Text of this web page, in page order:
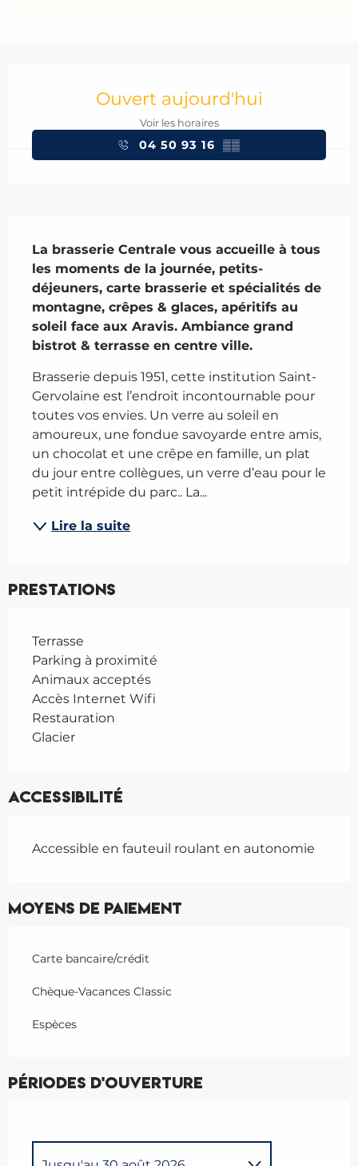
Ouvert aujourd'hui
Voir les horaires
04 50 93 16 ▒▒
La brasserie Centrale vous accueille à tous
les moments de la journée, petits-
déjeuners, carte brasserie et spécialités de
montagne, crêpes & glaces, apéritifs au
soleil face aux Aravis. Ambiance grand
bistrot & terrasse en centre ville.
Brasserie depuis 1951, cette institution Saint-
Gervolaine est l’endroit incontournable pour
toutes vos envies. Un verre au soleil en
amoureux, une fondue savoyarde entre amis,
un chocolat et une crêpe en famille, un plat
du jour entre collègues, un verre d’eau pour le
petit intrépide du parc.. La...
Lire la suite
Prestations
Terrasse
Parking à proximité
Animaux acceptés
Accès Internet Wifi
Restauration
Glacier
Accessibilité
Accessible en fauteuil roulant en autonomie
Moyens de paiement
Carte bancaire/crédit
Chèque-Vacances Classic
Espèces
Périodes d'ouverture